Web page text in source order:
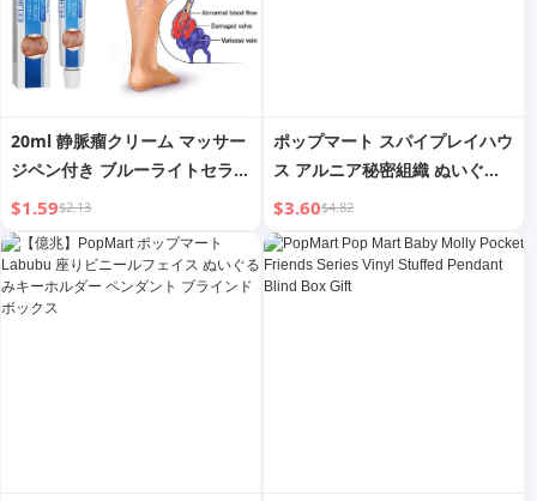
20ml 静脈瘤クリーム マッサー
ジペン付き ブルーライトセラピ
ー スポット除去
$1.59$2.13
ポップマート スパイプレイハウ
ス アルニア秘密組織 ぬいぐる
みペンダント キメラチーフ ボ
ンドドール
$3.60$4.82